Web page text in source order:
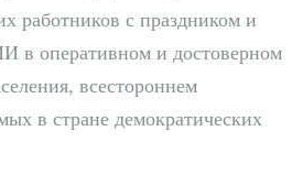
работников с праздником и
в оперативном и достоверном
всестороннем
в стране демократических